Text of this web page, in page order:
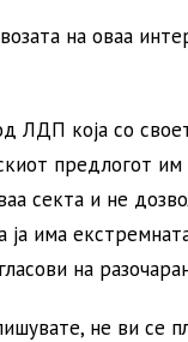
на оваа
ЛДП која со
предлогот им
секта и не
ја има
на
не ви се